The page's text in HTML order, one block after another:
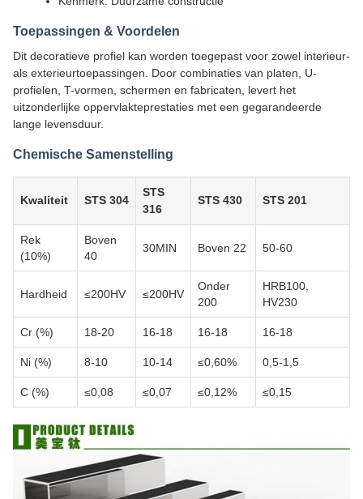
Toepassingen & Voordelen
Dit decoratieve profiel kan worden toegepast voor zowel interieur-
als exterieurtoepassingen. Door combinaties van platen, U-
profielen, T-vormen, schermen en fabricaten, levert het
uitzonderlijke oppervlakteprestaties met een gegarandeerde
lange levensduur.
Chemische Samenstelling
Kwaliteit STS 304
STS
316
STS 430 STS 201
Rek
(10%)
Boven
40
30MIN Boven 22 50-60
Hardheid ≤200HV ≤200HV
Onder
200
HRB100,
HV230
Cr (%) 18-20 16-18 16-18 16-18
Ni (%) 8-10 10-14 ≤0,60% 0,5-1,5
C (%) ≤0,08 ≤0,07 ≤0,12% ≤0,15